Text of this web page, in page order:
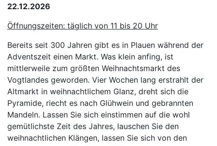
22.12.2026
Öffnungszeiten: täglich von 11 bis 20 Uhr
Bereits seit 300 Jahren gibt es in Plauen während der
Adventszeit einen Markt. Was klein anfing, ist
mittlerweile zum größten Weihnachtsmarkt des
Vogtlandes geworden. Vier Wochen lang erstrahlt der
Altmarkt in weihnachtlichem Glanz, dreht sich die
Pyramide, riecht es nach Glühwein und gebrannten
Mandeln. Lassen Sie sich einstimmen auf die wohl
gemütlichste Zeit des Jahres, lauschen Sie den
weihnachtlichen Klängen, lassen Sie sich von den